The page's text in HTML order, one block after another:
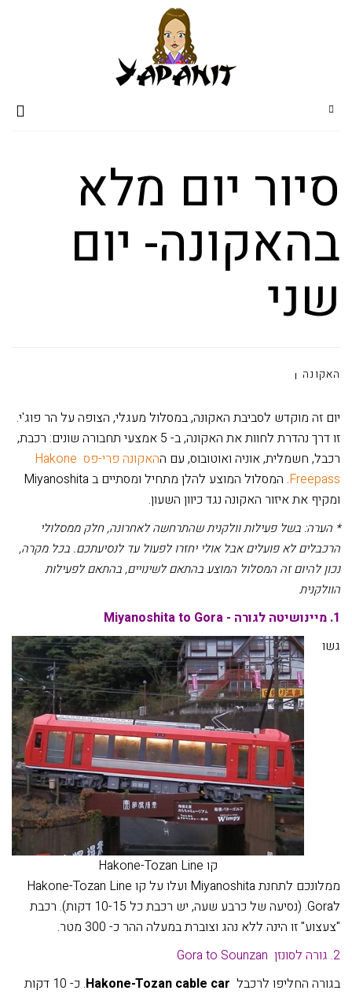
סיור יום מלא
בהאקונה- יום
שני
האקונה
יום זה מוקדש לסביבת האקונה, במסלול מעגלי, הצופה על הר פוג'י.
זו דרך נהדרת לחוות את האקונה, ב- 5 אמצעי תחבורה שונים: רכבת,
רכבל, חשמלית, אוניה ואוטובוס, עם ה
האקונה פרי-פס Hakone
Freepass
. המסלול המוצע להלן מתחיל ומסתיים ב Miyanoshita
ומקיף את איזור האקונה נגד כיוון השעון.
* הערה: בשל פעילות וולקנית שהתרחשה לאחרונה, חלק ממסלולי
הרכבלים לא פועלים אבל אולי יחזרו לפעול עד לנסיעתכם. בכל מקרה,
נכון להיום זה המסלול המוצע בהתאם לשינויים, בהתאם לפעילות
הוולקנית
1. מיינושיטה לגורה - Miyanoshita to Gora
קו Hakone-Tozan Line
גשו
ממלונכם לתחנת Miyanoshita ועלו על קו Hakone-Tozan Line
לGora. (נסיעה של כרבע שעה, יש רכבת כל 10-15 דקות). רכבת
"צעצוע" זו הינה ללא נהג וצוברת במעלה ההר כ- 300 מטר.
2. גורה לסונזן Gora to Sounzan
בגורה החליפו לרכבל Hakone-Tozan cable car
. כ- 10 דקות